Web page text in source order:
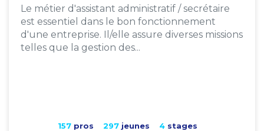
Le métier d'assistant administratif / secrétaire
est essentiel dans le bon fonctionnement
d'une entreprise. Il/elle assure diverses missions
telles que la gestion des...
157pros 297jeunes 4stages